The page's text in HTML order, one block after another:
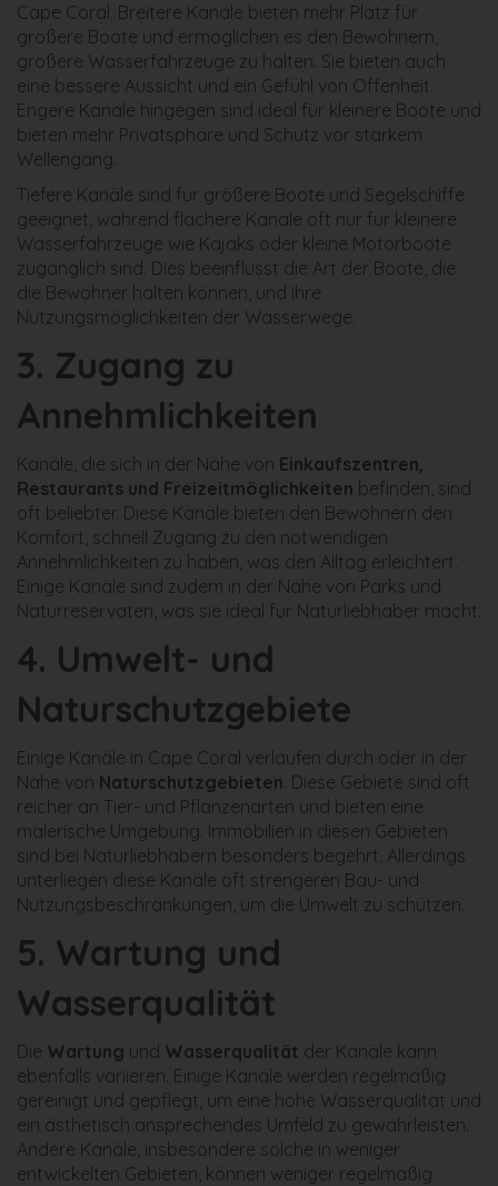
Cape Coral. Breitere Kanäle bieten mehr Platz für
größere Boote und ermöglichen es den Bewohnern,
größere Wasserfahrzeuge zu halten. Sie bieten auch
eine bessere Aussicht und ein Gefühl von Offenheit.
Engere Kanäle hingegen sind ideal für kleinere Boote und
bieten mehr Privatsphäre und Schutz vor starkem
Wellengang.
Tiefere Kanäle sind für größere Boote und Segelschiffe
geeignet, während flachere Kanäle oft nur für kleinere
Wasserfahrzeuge wie Kajaks oder kleine Motorboote
zugänglich sind. Dies beeinflusst die Art der Boote, die
die Bewohner halten können, und ihre
Nutzungsmöglichkeiten der Wasserwege.
3. Zugang zu
Annehmlichkeiten
Kanäle, die sich in der Nähe von Einkaufszentren,
Restaurants und Freizeitmöglichkeiten befinden, sind
oft beliebter. Diese Kanäle bieten den Bewohnern den
Komfort, schnell Zugang zu den notwendigen
Annehmlichkeiten zu haben, was den Alltag erleichtert.
Einige Kanäle sind zudem in der Nähe von Parks und
Naturreservaten, was sie ideal für Naturliebhaber macht.
4. Umwelt- und
Naturschutzgebiete
Einige Kanäle in Cape Coral verlaufen durch oder in der
Nähe von Naturschutzgebieten. Diese Gebiete sind oft
reicher an Tier- und Pflanzenarten und bieten eine
malerische Umgebung. Immobilien in diesen Gebieten
sind bei Naturliebhabern besonders begehrt. Allerdings
unterliegen diese Kanäle oft strengeren Bau- und
Nutzungsbeschränkungen, um die Umwelt zu schützen.
5. Wartung und
Wasserqualität
Die Wartung und Wasserqualität der Kanäle kann
ebenfalls variieren. Einige Kanäle werden regelmäßig
gereinigt und gepflegt, um eine hohe Wasserqualität und
ein ästhetisch ansprechendes Umfeld zu gewährleisten.
Andere Kanäle, insbesondere solche in weniger
entwickelten Gebieten, können weniger regelmäßig